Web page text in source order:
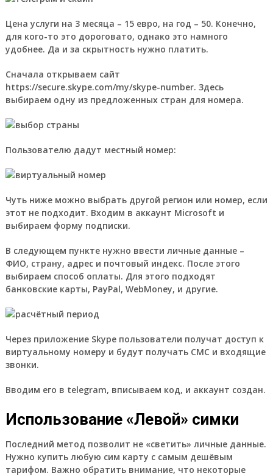
Цена услуги на 3 месяца – 15 евро, на год – 50. Конечно,
для кого-то это дороговато, однако это намного
удобнее. Да и за скрытность нужно платить.
Сначала открываем сайт
https://secure.skype.com/my/skype-number. Здесь
выбираем одну из предложенных стран для номера.
Пользователю дадут местный номер:
Чуть ниже можно выбрать другой регион или номер, если
этот не подходит. Входим в аккаунт Microsoft и
выбираем форму подписки.
В следующем пункте нужно ввести личные данные –
ФИО, страну, адрес и почтовый индекс. После этого
выбираем способ оплаты. Для этого подходят
банковские карты, PayPal, WebMoney, и другие.
Через приложение Skype пользователи получат доступ к
виртуальному номеру и будут получать СМС и входящие
звонки.
Вводим его в telegram, вписываем код, и аккаунт создан.
Использование «Левой» симки
Последний метод позволит не «светить» личные данные.
Нужно купить любую сим карту с самым дешёвым
тарифом. Важно обратить внимание, что некоторые